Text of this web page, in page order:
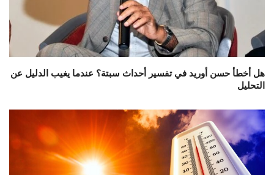
هل أخطأ حسن أوريد في تفسير أحداث سبتة؟ عندما يغيب الدليل عن
التحليل